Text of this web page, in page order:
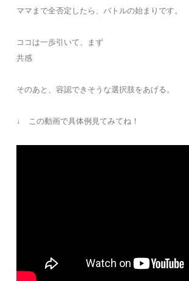
ママまで全否定したら、バトルの始まりです。
ココは一歩引いて、まず
共感
そのあと、容認できそうな選択肢をあげる。
↓ この動画で具体例見てみてね！